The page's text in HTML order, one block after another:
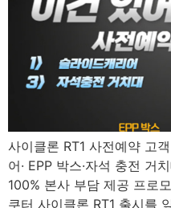
사이클론 RT1 사전예약 고
어· EPP 박스·자석 충전 거
100% 본사 부담 제공 프로
쿠터 사이클론 RT1 출시를